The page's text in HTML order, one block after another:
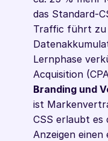
das Standard-
Traffic führt zu
Lernphase
Acquisition
Branding und
ist
CSS erlaubt es
Anzeigen einen